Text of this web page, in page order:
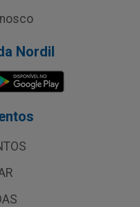
Nordil